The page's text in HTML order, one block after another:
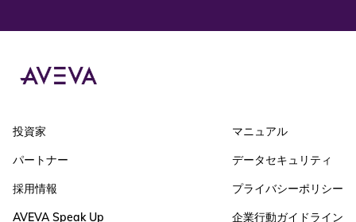
投資家
パートナー
採用情報
AVEVA Speak Up
マニュアル
データセキュリティ
プライバシーポリシー
企業行動ガイドライン